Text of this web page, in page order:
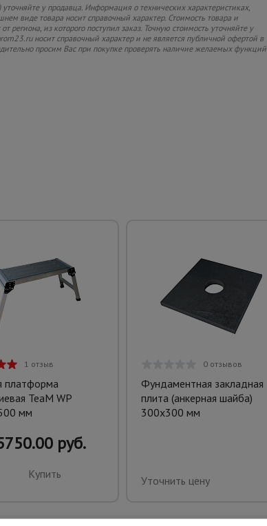
у продавца. Информация о технических характеристиках,
виде товара носит справочный характер. Стоимость товара и
региона, из которого поступил заказ. Точную стоимость уточняйте у
носит справочный характер и не является публичной офертой в
просим Вас при покупке проверять наличие желаемых функций
1 отзыв
платформа
TeaM WP
мм
руб.
Купить
0 отзывов
Фундаментная закладная
плита (анкерная шайба)
300х300 мм
Уточнить цену